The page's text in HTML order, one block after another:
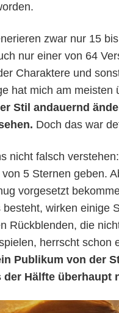
zwar nur 15
nur einer von 64
Charaktere und
hat mich am meisten
Stil andauernd
Doch das war
nicht falsch
5 Sternen geben.
vorgesetzt
besteht, wirken einige
Rückblenden, die
herrscht schon
Publikum von der
der Hälfte überhaupt